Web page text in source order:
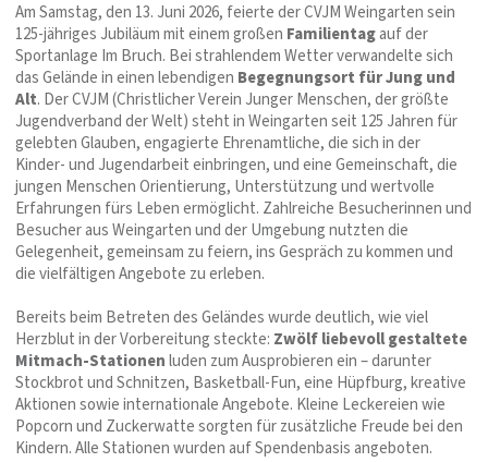
Am Samstag, den 13. Juni 2026, feierte der CVJM Weingarten sein
125‑jähriges Jubiläum mit einem großen Familientagauf der
Sportanlage Im Bruch. Bei strahlendem Wetter verwandelte sich
das Gelände in einen lebendigen Begegnungsort für Jung und
Alt. Der CVJM (Christlicher Verein Junger Menschen, der größte
Jugendverband der Welt) steht in Weingarten seit 125 Jahren für
gelebten Glauben, engagierte Ehrenamtliche, die sich in der
Kinder- und Jugendarbeit einbringen, und eine Gemeinschaft, die
jungen Menschen Orientierung, Unterstützung und wertvolle
Erfahrungen fürs Leben ermöglicht. Zahlreiche Besucherinnen und
Besucher aus Weingarten und der Umgebung nutzten die
Gelegenheit, gemeinsam zu feiern, ins Gespräch zu kommen und
die vielfältigen Angebote zu erleben.
Bereits beim Betreten des Geländes wurde deutlich, wie viel
Herzblut in der Vorbereitung steckte: Zwölf liebevoll gestaltete
Mitmach‑Stationenluden zum Ausprobieren ein – darunter
Stockbrot und Schnitzen, Basketball‑Fun, eine Hüpfburg, kreative
Aktionen sowie internationale Angebote. Kleine Leckereien wie
Popcorn und Zuckerwatte sorgten für zusätzliche Freude bei den
Kindern. Alle Stationen wurden auf Spendenbasis angeboten.